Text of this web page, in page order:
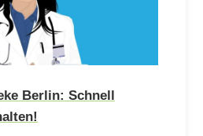
Berlin: Schnell